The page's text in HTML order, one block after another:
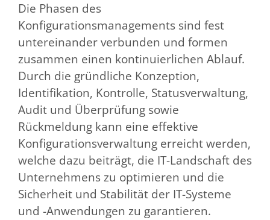
Die Phasen des
Konfigurationsmanagements sind fest
untereinander verbunden und formen
zusammen einen kontinuierlichen Ablauf.
Durch die gründliche Konzeption,
Identifikation, Kontrolle, Statusverwaltung,
Audit und Überprüfung sowie
Rückmeldung kann eine effektive
Konfigurationsverwaltung erreicht werden,
welche dazu beiträgt, die IT-Landschaft des
Unternehmens zu optimieren und die
Sicherheit und Stabilität der IT-Systeme
und -Anwendungen zu garantieren.